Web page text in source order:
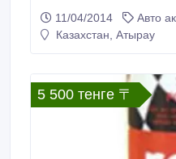
гарантия 1 год, доставка по Казахстану. Интернет-
магазин KLAXON. http://klxn.kz/antiradar/streetstorm/
11/04/2014
Авто
Казахстан, Атырау
5 500 тенге 〒